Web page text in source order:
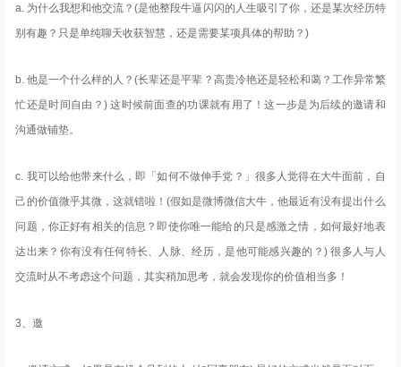
a. 为什么我想和他交流？(是他整段牛逼闪闪的人生吸引了你，还是某次经历特
别有趣？只是单纯聊天收获智慧，还是需要某项具体的帮助？)
b. 他是一个什么样的人？(长辈还是平辈？高贵冷艳还是轻松和蔼？工作异常繁
忙还是时间自由？) 这时候前面查的功课就有用了！这一步是为后续的邀请和
沟通做铺垫。
c. 我可以给他带来什么，即「如何不做伸手党？」很多人觉得在大牛面前，自
己的价值微乎其微，这就错啦！(假如是微博微信大牛，他最近有没有提出什么
问题，你正好有相关的信息？即使你唯一能给的只是感激之情，如何最好地表
达出来？你有没有任何特长、人脉、经历，是他可能感兴趣的？) 很多人与人
交流时从不考虑这个问题，其实稍加思考，就会发现你的价值相当多！
3、邀